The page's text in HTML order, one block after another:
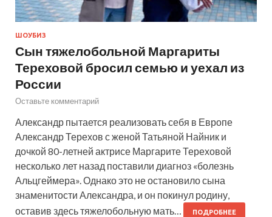
ШОУБИЗ
Сын тяжелобольной Маргариты
Тереховой бросил семью и уехал из
России
Оставьте комментарий
Александр пытается реализовать себя в Европе
Александр Терехов с женой Татьяной Найник и
дочкой 80-летней актрисе Маргарите Тереховой
несколько лет назад поставили диагноз «болезнь
Альцгеймера». Однако это не остановило сына
знаменитости Александра, и он покинул родину,
оставив здесь тяжелобольную мать…
ПОДРОБНЕЕ